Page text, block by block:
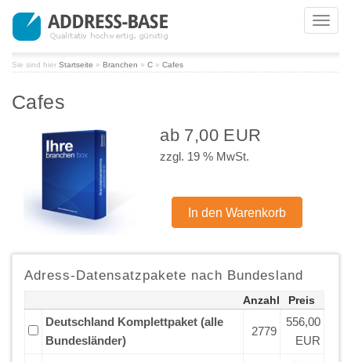
Sie sind hier Startseite » Branchen » C » Cafes
Cafes
ab 7,00 EUR
zzgl. 19 % MwSt.
Adress-Datensatzpakete nach Bundesland
Anzahl Preis
Deutschland Komplettpaket (alle
Bundesländer)
2779
556,00
EUR